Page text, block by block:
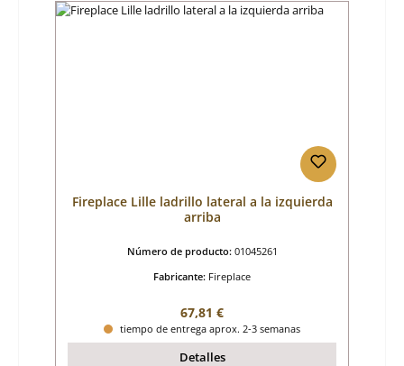
Fireplace Lille ladrillo lateral a la izquierda
arriba
Número de producto: 01045261
Fabricante: Fireplace
Precio normal:
67,81 €
tiempo de entrega aprox. 2-3 semanas
Detalles